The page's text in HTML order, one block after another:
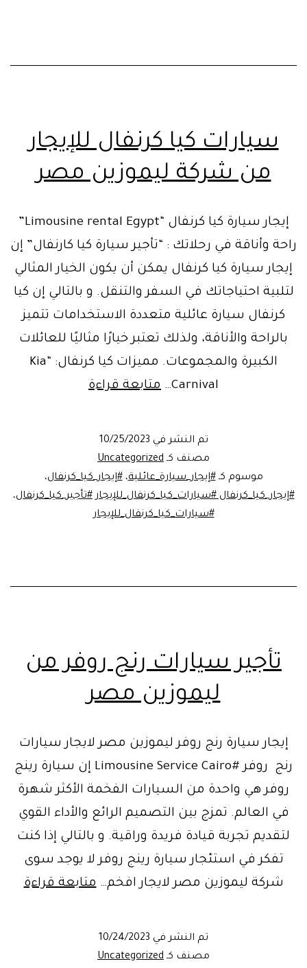
سيارات كيا كرنفال للإيجار
من شركة ليموزين مصر
إيجار سيارة كيا كرنفال “Limousine rental Egypt”
راحة وأناقة في رحلاتك : “تأجير سيارة كيا كارنفال” إن
إيجار سيارة كيا كرنفال يمكن أن يكون الخيار المثالي
لتلبية احتياجاتك في السفر والتنقل. و بالتالي إن كيا
كرنفال سيارة عائلية متعددة الاستخدامات تتميز
بالراحة والأناقة، ولذلك تعتبر خيارًا مثاليًا للعائلات
الكبيرة والمجموعات. مميزات كيا كرنفال: “Kia
Carnival…
متابعة قراءةسيارات
من
شركة
تم النشر في 10/25/2023
مصنف كـ Uncategorized
موسوم كـ#إيجار_سيارة_عائلية،#إيجار_كيا_كرنفال،
#إيجار_كيا_كرنفال #سيارات_كيا_كرنفال_للإيجار #تأجير_كيا_كرنفال،
#سيارات_كيا_كرنفال_للإيجار
تأجير سيارات رنج روفر من
ليموزين مصر
إيجار سيارة رنج روفر ليموزين مصر لايجار سيارات
رنج روفر #Limousine Service Cairo إن سيارة رينج
روفر هي واحدة من السيارات الفخمة الأكثر شهرة
في العالم. تمزج بين التصميم الرائع والأداء القوي
لتقديم تجربة قيادة فريدة وراقية. و بالتالي إذا كنت
تفكر في استئجار سيارة رينج روفر لا يوجد سوى
شركة ليموزين مصر لايجار افخم…متابعة قراءة
تم النشر في 10/24/2023
مصنف كـ Uncategorized